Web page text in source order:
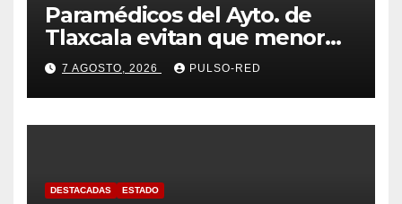
Paramédicos del Ayto. de
Tlaxcala evitan que menor
sufra complicaciones por
hipotermia tras caer en una
cisterna
7 AGOSTO, 2026 PULSO-RED
DESTACADAS ESTADO